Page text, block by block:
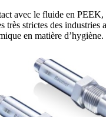
avec le fluide en
très strictes des industries
en matière d’hygiène.